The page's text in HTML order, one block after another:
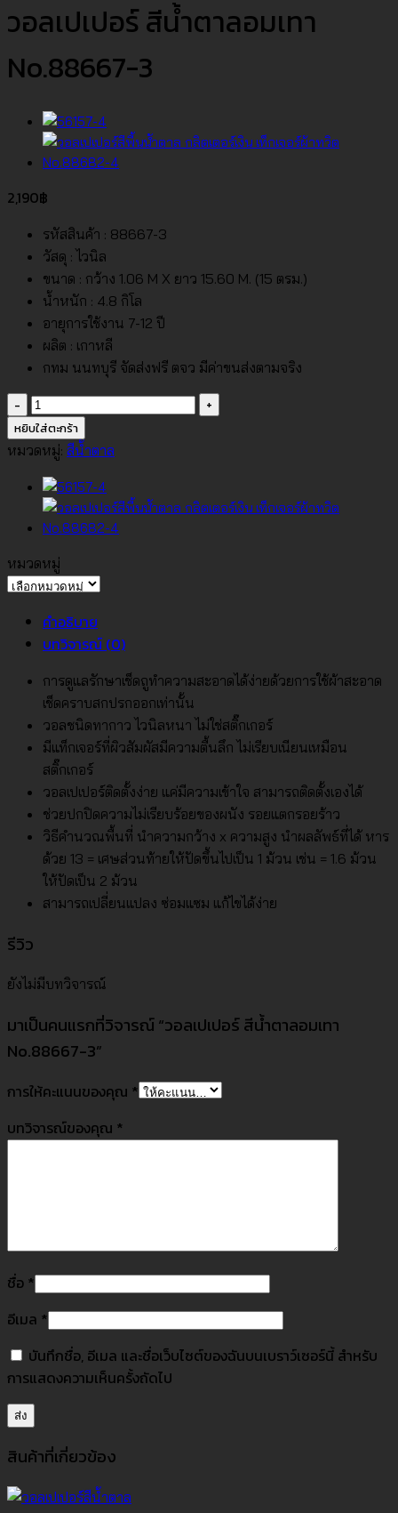
วอลเปเปอร์ สีน้ำตาลอมเทา
No.88667-3
2,190฿
รหัสสินค้า : 88667-3
วัสดุ : ไวนิล
ขนาด : กว้าง 1.06 M X ยาว 15.60 M. (15 ตรม.)
น้ำหนัก : 4.8 กิโล
อายุการใช้งาน 7-12 ปี
ผลิต : เกาหลี
กทม นนทบุรี จัดส่งฟรี ตจว มีค่าขนส่งตามจริง
จำนวน
วอลเปเปอร์
สี
อม
เทา
No.88667-
3
ชิ้น
หยิบใส่ตะกร้า
หมวดหมู่: สีน้ำตาล
หมวดหมู่
หมวด
คำอธิบาย
บทวิจารณ์ (0)
การดูแลรักษาเช็ดถูทำความสะอาดได้ง่ายด้วยการใช้ผ้าสะอาด
เช็ดคราบสกปรกออกเท่านั้น
วอลชนิดทากาว ไวนิลหนา ไม่ใช่สติ๊กเกอร์
มีแท็กเจอร์ที่ผิวสัมผัสมีความตื้นลึก ไม่เรียบเนียนเหมือน
สติ๊กเกอร์
วอลเปเปอร์ติดตั้งง่าย แค่มีความเข้าใจ สามารถติดตั้งเองได้
ช่วยปกปิดความไม่เรียบร้อยของผนัง รอยแตกรอยร้าว
วิธีคำนวณพื้นที่ นำความกว้าง x ความสูง นำผลลัพธ์ที่ได้ หาร
ด้วย 13 = เศษส่วนท้ายให้ปัดขึ้นไปเป็น 1 ม้วน เช่น = 1.6 ม้วน
ให้ปัดเป็น 2 ม้วน
สามารถเปลี่ยนแปลง ซ่อมแซม แก้ไขได้ง่าย
รีวิว
ยังไม่มีบทวิจารณ์
มาเป็นคนแรกที่วิจารณ์ “วอลเปเปอร์ สีน้ำตาลอมเทา
No.88667-3”
การให้คะแนนของคุณ *
บทวิจารณ์ของคุณ *
ชื่อ *
อีเมล *
บันทึกชื่อ, อีเมล และชื่อเว็บไซต์ของฉันบนเบราว์เซอร์นี้ สำหรับ
การแสดงความเห็นครั้งถัดไป
สินค้าที่เกี่ยวข้อง